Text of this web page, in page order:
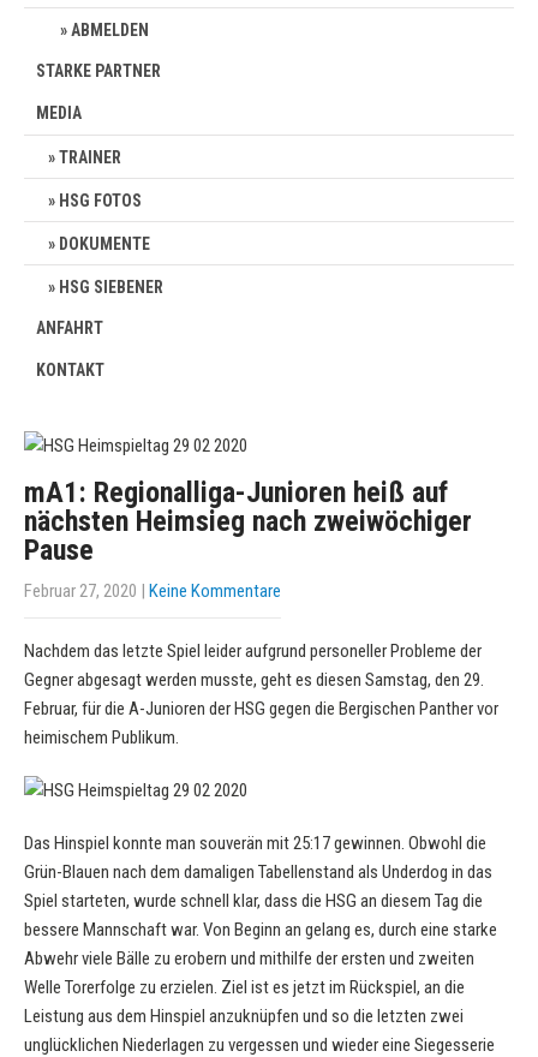
ABMELDEN
STARKE PARTNER
MEDIA
TRAINER
HSG FOTOS
DOKUMENTE
HSG SIEBENER
ANFAHRT
KONTAKT
mA1: Regionalliga-Junioren heiß auf
nächsten Heimsieg nach zweiwöchiger
Pause
Februar 27, 2020 | Keine Kommentare
Nachdem das letzte Spiel leider aufgrund personeller Probleme der
Gegner abgesagt werden musste, geht es diesen Samstag, den 29.
Februar, für die A-Junioren der HSG gegen die Bergischen Panther vor
heimischem Publikum.
Das Hinspiel konnte man souverän mit 25:17 gewinnen. Obwohl die
Grün-Blauen nach dem damaligen Tabellenstand als Underdog in das
Spiel starteten, wurde schnell klar, dass die HSG an diesem Tag die
bessere Mannschaft war. Von Beginn an gelang es, durch eine starke
Abwehr viele Bälle zu erobern und mithilfe der ersten und zweiten
Welle Torerfolge zu erzielen. Ziel ist es jetzt im Rückspiel, an die
Leistung aus dem Hinspiel anzuknüpfen und so die letzten zwei
unglücklichen Niederlagen zu vergessen und wieder eine Siegesserie